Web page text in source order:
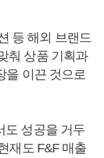
등 해외 브랜드
춰 상품 기획과
을 이끈 것으로
도 성공을 거두
재도 F&F 매출